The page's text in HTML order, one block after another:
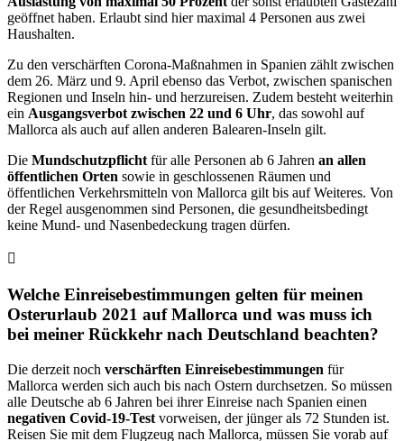
geöffnet haben. Erlaubt sind hier maximal 4 Personen aus zwei
Haushalten.
Zu den verschärften Corona-Maßnahmen in Spanien zählt zwischen
dem 26. März und 9. April ebenso das Verbot, zwischen spanischen
Regionen und Inseln hin- und herzureisen. Zudem besteht weiterhin
ein Ausgangsverbot zwischen 22 und 6 Uhr, das sowohl auf
Mallorca als auch auf allen anderen Balearen-Inseln gilt.
Die Mundschutzpflicht für alle Personen ab 6 Jahren an allen
öffentlichen Orten sowie in geschlossenen Räumen und
öffentlichen Verkehrsmitteln von Mallorca gilt bis auf Weiteres. Von
der Regel ausgenommen sind Personen, die gesundheitsbedingt
keine Mund- und Nasenbedeckung tragen dürfen.
Welche Einreisebestimmungen gelten für meinen
Osterurlaub 2021 auf Mallorca und was muss ich
bei meiner Rückkehr nach Deutschland beachten?
Die derzeit noch verschärften Einreisebestimmungen für
Mallorca werden sich auch bis nach Ostern durchsetzen. So müssen
alle Deutsche ab 6 Jahren bei ihrer Einreise nach Spanien einen
negativen Covid-19-Test vorweisen, der jünger als 72 Stunden ist.
Reisen Sie mit dem Flugzeug nach Mallorca, müssen Sie vorab auf